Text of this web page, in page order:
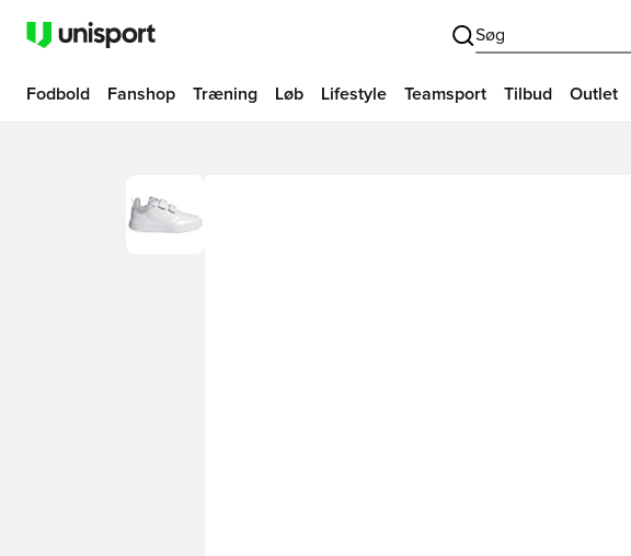
Søg
Fodbold Fanshop Træning Løb Lifestyle Teamsport Tilbud Outlet